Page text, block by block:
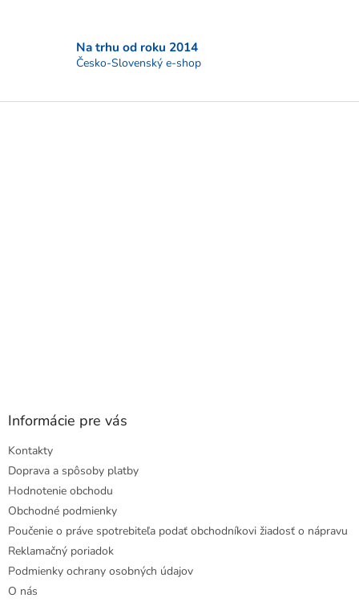
i
s
u
Na trhu od roku 2014
Česko-Slovenský e-shop
Z
Informácie pre vás
Kontakty
Doprava a spôsoby platby
Hodnotenie obchodu
Obchodné podmienky
Poučenie o práve spotrebiteľa podať obchodníkovi žiadosť o nápravu
Reklamačný poriadok
Podmienky ochrany osobných údajov
O nás